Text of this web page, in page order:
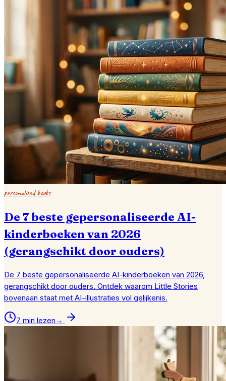
personalized books
De 7 beste gepersonaliseerde AI-
kinderboeken van 2026
(gerangschikt door ouders)
De 7 beste gepersonaliseerde AI-kinderboeken van 2026,
gerangschikt door ouders. Ontdek waarom Little Stories
bovenaan staat met AI-illustraties vol gelijkenis.
7 min lezen →